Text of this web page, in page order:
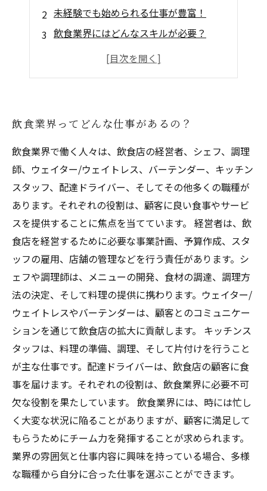
未経験でも始められる仕事が豊富！
飲食業界にはどんなスキルが必要？
魅力的な待遇・福利厚生がある企業も！
飲食業界ってどんな仕事があるの？
飲食業界で働く人々は、飲食店の経営者、シェフ、調理
師、ウェイター/ウェイトレス、バーテンダー、キッチン
スタッフ、配達ドライバー、そしてその他多くの職種が
あります。それぞれの役割は、顧客に良い食事やサービ
スを提供することに焦点を当てています。 経営者は、飲
食店を経営するために必要な事業計画、予算作成、スタ
ッフの雇用、店舗の管理などを行う責任があります。シ
ェフや調理師は、メニューの開発、食材の調達、調理方
法の決定、そして料理の提供に携わります。ウェイター/
ウェイトレスやバーテンダーは、顧客とのコミュニケー
ションを通じて飲食店の拡大に貢献します。 キッチンス
タッフは、料理の準備、調理、そして片付けを行うこと
が主な仕事です。配達ドライバーは、飲食店の顧客に食
事を届けます。それぞれの役割は、飲食業界に必要不可
欠な役割を果たしています。 飲食業界には、時には忙し
く大変な状況に陥ることがありますが、顧客に満足して
もらうためにチーム力を発揮することが求められます。
業界の雰囲気と仕事内容に興味を持っている場合、多様
な職種から自分に合った仕事を選ぶことができます。